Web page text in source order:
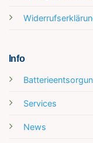
Info
Services
News